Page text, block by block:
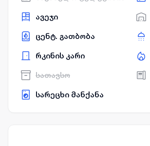
ავეჯი
ცენტ. გათბობა
რკინის კარი
სათავსო
სარეცხი მანქანა